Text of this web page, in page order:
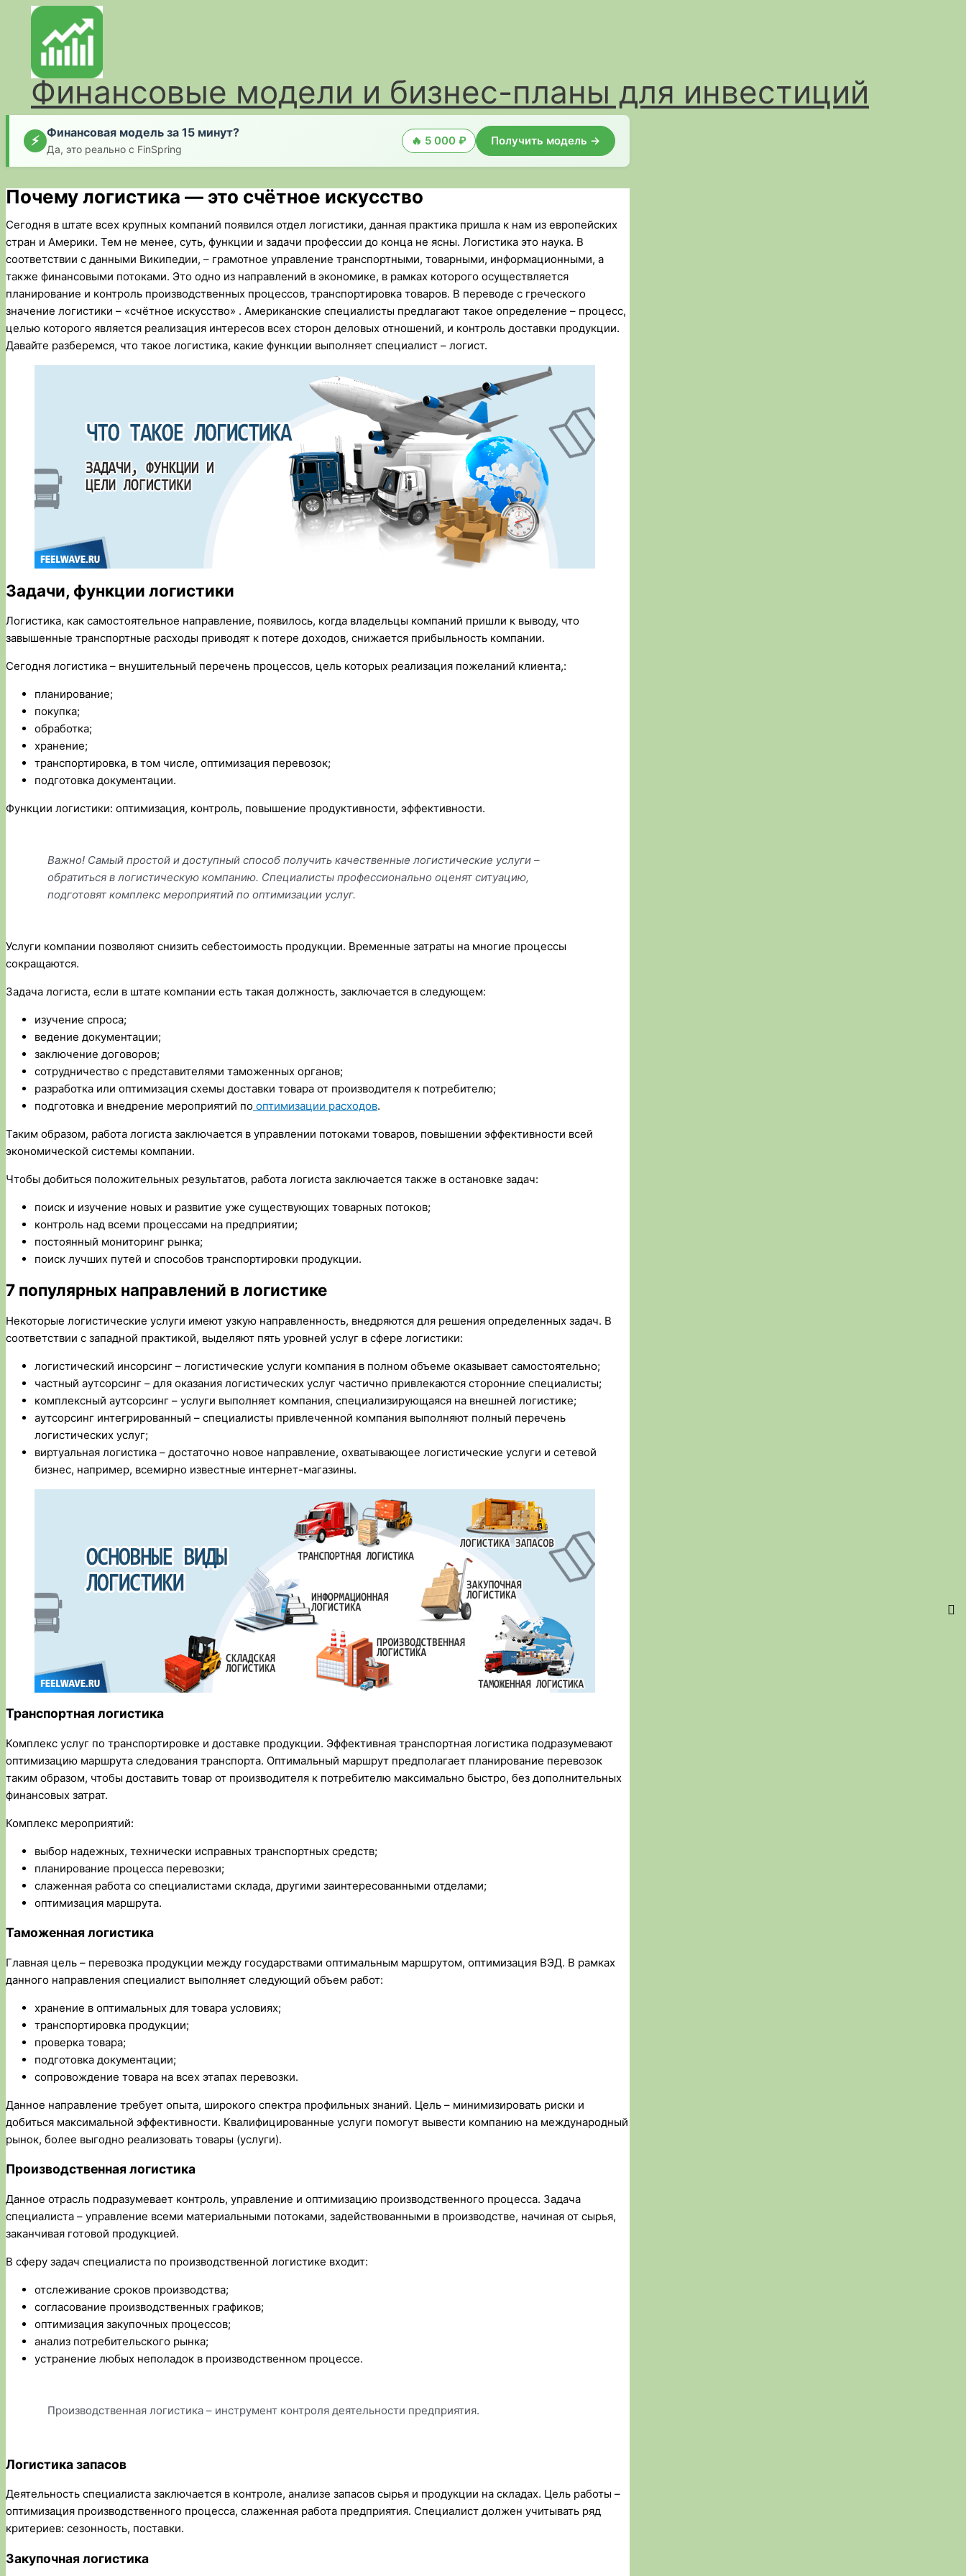
Перейти
содержимому
Финансовые модели и бизнес-планы для инвестиций
⚡
Финансовая модель за 15 минут?
Да, это реально с FinSpring
🔥 5 000 ₽ Получить модель →
Почему логистика — это счётное искусство
Сегодня в штате всех крупных компаний появился отдел логистики, данная практика пришла к нам из европейских
стран и Америки. Тем не менее, суть, функции и задачи профессии до конца не ясны. Логистика это наука. В
соответствии с данными Википедии, – грамотное управление транспортными, товарными, информационными, а
также финансовыми потоками. Это одно из направлений в экономике, в рамках которого осуществляется
планирование и контроль производственных процессов, транспортировка товаров. В переводе с греческого
значение логистики – «счётное искусство» . Американские специалисты предлагают такое определение – процесс,
целью которого является реализация интересов всех сторон деловых отношений, и контроль доставки продукции.
Давайте разберемся, что такое логистика, какие функции выполняет специалист – логист.
Задачи, функции логистики
Логистика, как самостоятельное направление, появилось, когда владельцы компаний пришли к выводу, что
завышенные транспортные расходы приводят к потере доходов, снижается прибыльность компании.
Сегодня логистика – внушительный перечень процессов, цель которых реализация пожеланий клиента,:
планирование;
покупка;
обработка;
хранение;
транспортировка, в том числе, оптимизация перевозок;
подготовка документации.
Функции логистики: оптимизация, контроль, повышение продуктивности, эффективности.
Важно! Самый простой и доступный способ получить качественные логистические услуги –
обратиться в логистическую компанию. Специалисты профессионально оценят ситуацию,
подготовят комплекс мероприятий по оптимизации услуг.
Услуги компании позволяют снизить себестоимость продукции. Временные затраты на многие процессы
сокращаются.
Задача логиста, если в штате компании есть такая должность, заключается в следующем:
изучение спроса;
ведение документации;
заключение договоров;
сотрудничество с представителями таможенных органов;
разработка или оптимизация схемы доставки товара от производителя к потребителю;
подготовка и внедрение мероприятий по оптимизации расходов.
Таким образом, работа логиста заключается в управлении потоками товаров, повышении эффективности всей
экономической системы компании.
Чтобы добиться положительных результатов, работа логиста заключается также в остановке задач:
поиск и изучение новых и развитие уже существующих товарных потоков;
контроль над всеми процессами на предприятии;
постоянный мониторинг рынка;
поиск лучших путей и способов транспортировки продукции.
7 популярных направлений в логистике
Некоторые логистические услуги имеют узкую направленность, внедряются для решения определенных задач. В
соответствии с западной практикой, выделяют пять уровней услуг в сфере логистики:
логистический инсорсинг – логистические услуги компания в полном объеме оказывает самостоятельно;
частный аутсорсинг – для оказания логистических услуг частично привлекаются сторонние специалисты;
комплексный аутсорсинг – услуги выполняет компания, специализирующаяся на внешней логистике;
аутсорсинг интегрированный – специалисты привлеченной компания выполняют полный перечень
логистических услуг;
виртуальная логистика – достаточно новое направление, охватывающее логистические услуги и сетевой
бизнес, например, всемирно известные интернет-магазины.
Транспортная логистика
Комплекс услуг по транспортировке и доставке продукции. Эффективная транспортная логистика подразумевают
оптимизацию маршрута следования транспорта. Оптимальный маршрут предполагает планирование перевозок
таким образом, чтобы доставить товар от производителя к потребителю максимально быстро, без дополнительных
финансовых затрат.
Комплекс мероприятий:
выбор надежных, технически исправных транспортных средств;
планирование процесса перевозки;
слаженная работа со специалистами склада, другими заинтересованными отделами;
оптимизация маршрута.
Таможенная логистика
Главная цель – перевозка продукции между государствами оптимальным маршрутом, оптимизация ВЭД. В рамках
данного направления специалист выполняет следующий объем работ:
хранение в оптимальных для товара условиях;
транспортировка продукции;
проверка товара;
подготовка документации;
сопровождение товара на всех этапах перевозки.
Данное направление требует опыта, широкого спектра профильных знаний. Цель – минимизировать риски и
добиться максимальной эффективности. Квалифицированные услуги помогут вывести компанию на международный
рынок, более выгодно реализовать товары (услуги).
Производственная логистика
Данное отрасль подразумевает контроль, управление и оптимизацию производственного процесса. Задача
специалиста – управление всеми материальными потоками, задействованными в производстве, начиная от сырья,
заканчивая готовой продукцией.
В сферу задач специалиста по производственной логистике входит:
отслеживание сроков производства;
согласование производственных графиков;
оптимизация закупочных процессов;
анализ потребительского рынка;
устранение любых неполадок в производственном процессе.
Производственная логистика – инструмент контроля деятельности предприятия.
Логистика запасов
Деятельность специалиста заключается в контроле, анализе запасов сырья и продукции на складах. Цель работы –
оптимизация производственного процесса, слаженная работа предприятия. Специалист должен учитывать ряд
критериев: сезонность, поставки.
Закупочная логистика